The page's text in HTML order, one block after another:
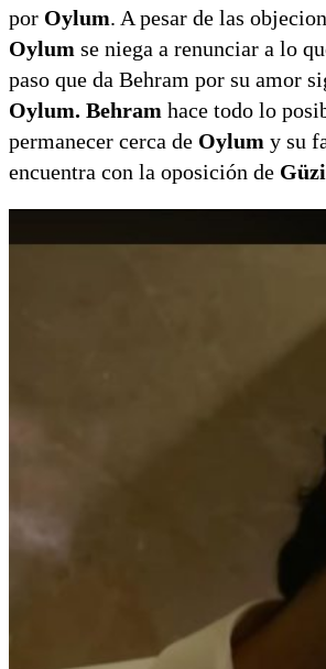
por Oylum. A pesar de las
Oylum se niega a renunciar a lo
paso que da Behram por su amor
Oylum. Behram hace todo lo
permanecer cerca de Oylum y su
encuentra con la oposición de